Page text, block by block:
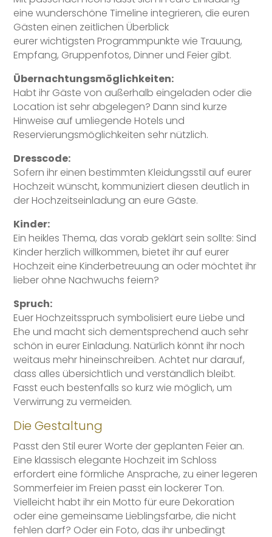
eine wunderschöne Timeline integrieren, die euren
Gästen einen zeitlichen Überblick
eurer wichtigsten Programmpunkte wie Trauung,
Empfang, Gruppenfotos, Dinner und Feier gibt.
Übernachtungsmöglichkeiten:
Habt ihr Gäste von außerhalb eingeladen oder die
Location ist sehr abgelegen? Dann sind kurze
Hinweise auf umliegende Hotels und
Reservierungsmöglichkeiten sehr nützlich.
Dresscode:
Sofern ihr einen bestimmten Kleidungsstil auf eurer
Hochzeit wünscht, kommuniziert diesen deutlich in
der Hochzeitseinladung an eure Gäste.
Kinder:
Ein heikles Thema, das vorab geklärt sein sollte: Sind
Kinder herzlich willkommen, bietet ihr auf eurer
Hochzeit eine Kinderbetreuung an oder möchtet ihr
lieber ohne Nachwuchs feiern?
Spruch:
Euer Hochzeitsspruch symbolisiert eure Liebe und
Ehe und macht sich dementsprechend auch sehr
schön in eurer Einladung. Natürlich könnt ihr noch
weitaus mehr hineinschreiben. Achtet nur darauf,
dass alles übersichtlich und verständlich bleibt.
Fasst euch bestenfalls so kurz wie möglich, um
Verwirrung zu vermeiden.
Die Gestaltung
Passt den Stil eurer Worte der geplanten Feier an.
Eine klassisch elegante Hochzeit im Schloss
erfordert eine förmliche Ansprache, zu einer legeren
Sommerfeier im Freien passt ein lockerer Ton.
Vielleicht habt ihr ein Motto für eure Dekoration
oder eine gemeinsame Lieblingsfarbe, die nicht
fehlen darf? Oder ein Foto, das ihr unbedingt